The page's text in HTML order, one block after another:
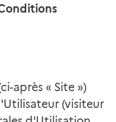
après « Site »)
(visiteur